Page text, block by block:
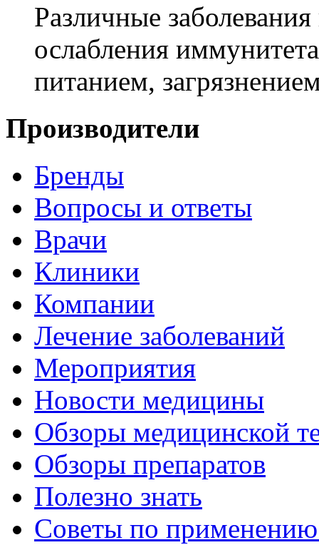
Различные
ослабления
питанием,
Производители
Бренды
Вопросы и ответы
Врачи
Клиники
Компании
Лечение заболеваний
Мероприятия
Новости медицины
Обзоры медицинской
Обзоры препаратов
Полезно знать
Советы по применению